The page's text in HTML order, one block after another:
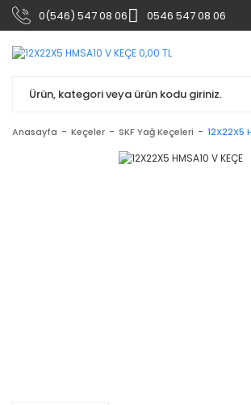
0(546) 547 08 06 0546 547 08 06
Anasayfa Keçeler SKF Yağ Keçeleri 12X22X5